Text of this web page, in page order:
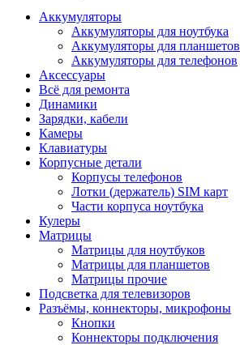
Аккумуляторы
Аккумуляторы для ноутбука
Аккумуляторы для планшетов
Аккумуляторы для телефонов
Аксессуары
Всё для ремонта
Динамики
Зарядки, кабели
Камеры
Клавиатуры
Корпусные детали
Корпусы телефонов
Лотки (держатель) SIM карт
Части корпуса ноутбука
Кулеры
Матрицы
Матрицы для ноутбуков
Матрицы для планшетов
Матрицы прочие
Подсветка для телевизоров
Разъёмы, коннекторы, микрофоны
Кнопки
Коннекторы подключения